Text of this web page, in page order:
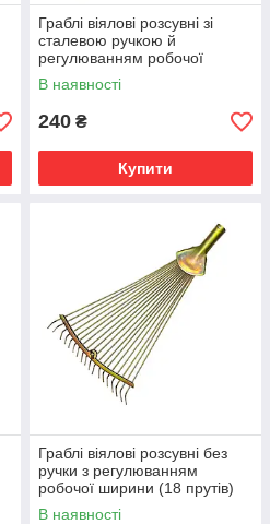
Граблі віялові розсувні зі
сталевою ручкою й
регулюванням робочої
ширини (15 прутів) посилені
В наявності
240 ₴
Купити
Граблі віялові розсувні без
ручки з регулюванням
робочої ширини (18 прутів)
В наявності